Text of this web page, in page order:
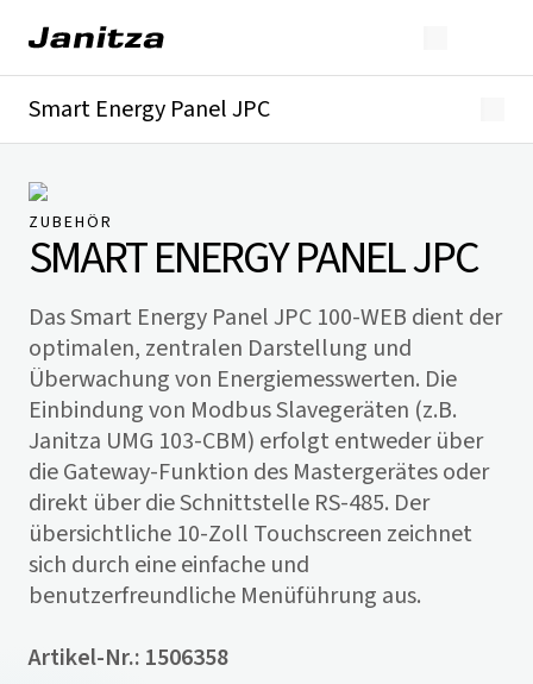
Smart Energy Panel JPC
Downloads
ZUBEHÖR
SMART ENERGY PANEL JPC
Das Smart Energy Panel JPC 100-WEB dient der
optimalen, zentralen Darstellung und
Überwachung von Energiemesswerten. Die
Einbindung von Modbus Slavegeräten (z.B.
Janitza UMG 103-CBM) erfolgt entweder über
die Gateway-Funktion des Mastergerätes oder
direkt über die Schnittstelle RS-485. Der
übersichtliche 10-Zoll Touchscreen zeichnet
sich durch eine einfache und
benutzerfreundliche Menüführung aus.
Artikel-Nr.: 1506358